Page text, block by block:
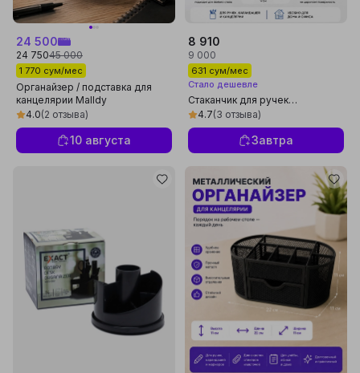
24 500
24 75045 000
1 770 сум/мес
Органайзер / подставка для
канцелярии Malldy
4.0(2 отзыва)
10 августа
8 910
9 000
631 сум/мес
Стало дешевле
Стаканчик для ручек
металлический сеточный
круглый BEIFA FA62-1A
4.7(3 отзыва)
Завтра